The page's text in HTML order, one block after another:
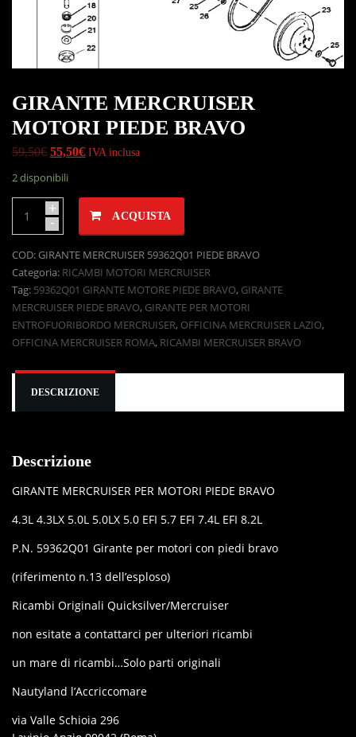
GIRANTE MERCRUISER
MOTORI PIEDE BRAVO
59,50€ 55,50€ IVA inclusa
2 disponibili
+
- ACQUISTA
COD:GIRANTE MERCRUISER 59362Q01 PIEDE BRAVO
Categoria: RICAMBI MOTORI MERCRUISER
Tag: 59362Q01 GIRANTE MOTORE PIEDE BRAVO, GIRANTE
MERCRUISER PIEDE BRAVO, GIRANTE PER MOTORI
ENTROFUORIBORDO MERCRUISER, OFFICINA MERCRUISER LAZIO,
OFFICINA MERCRUISER ROMA, RICAMBI MERCRUISER BRAVO
DESCRIZIONE
Descrizione
GIRANTE MERCRUISER PER MOTORI PIEDE BRAVO
4.3L 4.3LX 5.0L 5.0LX 5.0 EFI 5.7 EFI 7.4L EFI 8.2L
P.N. 59362Q01 Girante per motori con piedi bravo
(riferimento n.13 dell’esploso)
Ricambi Originali Quicksilver/Mercruiser
non esitate a contattarci per ulteriori ricambi
un mare di ricambi…Solo parti originali
Nautyland l’Accriccomare
via Valle Schioia 296